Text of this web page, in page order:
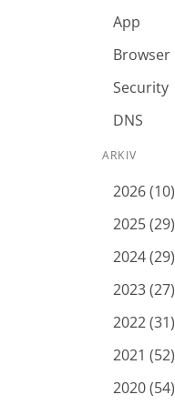
App
Browser
Security
DNS
ARKIV
2026 (10)
2025 (29)
2024 (29)
2023 (27)
2022 (31)
2021 (52)
2020 (54)